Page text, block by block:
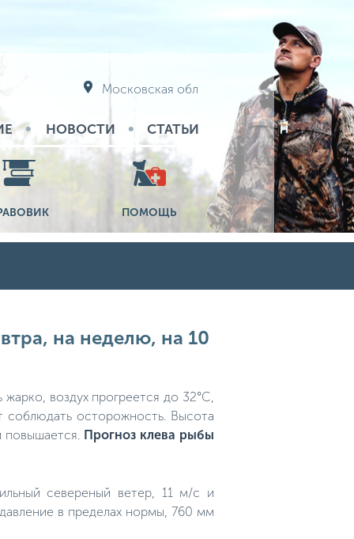
Московская обл
НОВОСТИ СТАТЬИ
ПОМОЩЬ
на неделю, на 10
воздух прогреется до 32°C,
осторожность. Высота
Прогноз клева рыбы
севереный ветер, 11 м/с и
в пределах нормы, 760 мм